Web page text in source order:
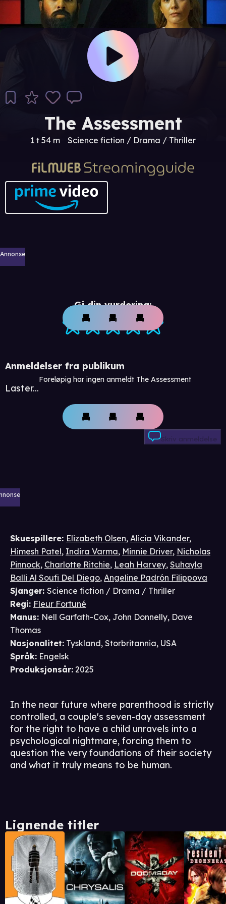
The Assessment
1 t 54 m Science fiction / Drama / Thriller
Annonse
Gi din vurdering:
Anmeldelser fra publikum
Laster...
Foreløpig har ingen anmeldt The Assessment
Skriv anmeldelse
Skuespillere: Elizabeth Olsen, Alicia Vikander,
Himesh Patel, Indira Varma, Minnie Driver, Nicholas
Pinnock, Charlotte Ritchie, Leah Harvey, Suhayla
Balli Al Soufi Del Diego, Angeline Padrón Filippova
Sjanger: Science fiction / Drama / Thriller
Regi: Fleur Fortuné
Manus: Nell Garfath-Cox, John Donnelly, Dave
Thomas
Nasjonalitet: Tyskland, Storbritannia, USA
Språk: Engelsk
Produksjonsår: 2025
In the near future where parenthood is strictly
controlled, a couple's seven-day assessment
for the right to have a child unravels into a
psychological nightmare, forcing them to
question the very foundations of their society
and what it truly means to be human.
Lignende titler